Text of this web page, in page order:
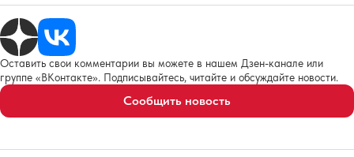
Оставить свои комментарии вы можете в нашем Дзен-канале или
группе «ВКонтакте». Подписывайтесь, читайте и обсуждайте новости.
Сообщить новость